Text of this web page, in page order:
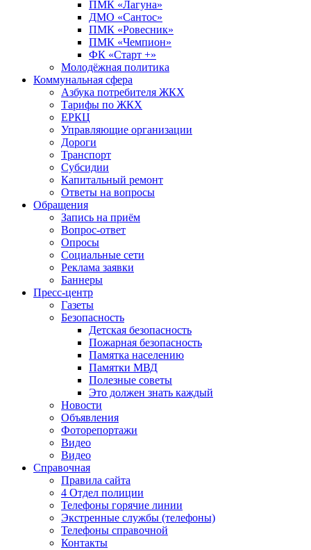
ПМК «Лагуна»
ДМО «Сантос»
ПМК «Ровесник»
ПМК «Чемпион»
ФК «Старт +»
Молодёжная политика
Коммунальная сфера
Азбука потребителя ЖКХ
Тарифы по ЖКХ
ЕРКЦ
Управляющие организации
Дороги
Транспорт
Субсидии
Капитальный ремонт
Ответы на вопросы
Обращения
Запись на приём
Вопрос-ответ
Опросы
Социальные сети
Реклама заявки
Баннеры
Пресс-центр
Газеты
Безопасность
Детская безопасность
Пожарная безопасность
Памятка населению
Памятки МВД
Полезные советы
Это должен знать каждый
Новости
Объявления
Фоторепортажи
Видео
Видео
Справочная
Правила сайта
4 Отдел полиции
Телефоны горячие линии
Экстренные службы (телефоны)
Телефоны справочной
Контакты